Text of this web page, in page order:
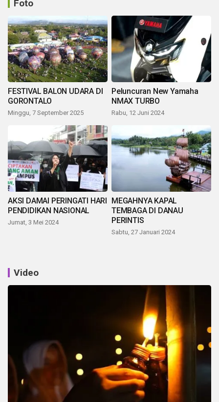
Foto
FESTIVAL BALON UDARA DI
GORONTALO
Minggu, 7 September 2025
Peluncuran New Yamaha
NMAX TURBO
Rabu, 12 Juni 2024
AKSI DAMAI PERINGATI HARI
PENDIDIKAN NASIONAL
Jumat, 3 Mei 2024
MEGAHNYA KAPAL
TEMBAGA DI DANAU
PERINTIS
Sabtu, 27 Januari 2024
Video